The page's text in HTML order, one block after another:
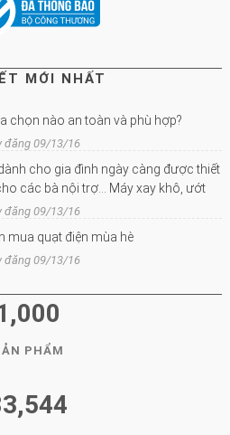
MỚI NHẤT
chọn nào an toàn và phù hợp?
đăng 09/13/16
cho gia đình ngày càng được thiết
các bà nội trợ… Máy xay khô, ướt
đăng 09/13/16
mua quạt điện mùa hè
đăng 09/13/16
PHẨM